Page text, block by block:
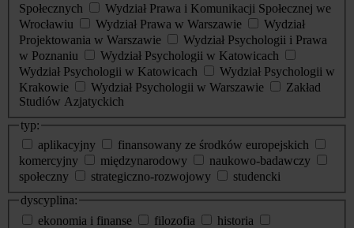
Społecznych
Wydział Prawa i Komunikacji Społecznej we
Wrocławiu
Wydział Prawa w Warszawie
Wydział
Projektowania w Warszawie
Wydział Psychologii i Prawa
w Poznaniu
Wydział Psychologii w Katowicach
Wydział Psychologii w Katowicach
Wydział Psychologii w
Krakowie
Wydział Psychologii w Warszawie
Zakład
Studiów Azjatyckich
typ:
aplikacyjny
finansowany ze środków europejskich
komercyjny
międzynarodowy
naukowo-badawczy
społeczny
strategiczno-rozwojowy
studencki
dyscyplina:
ekonomia i finanse
filozofia
historia